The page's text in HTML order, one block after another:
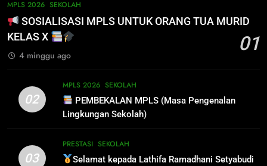
Pengenalan Lingkungan Sekolah)
Selamat kepada Lathifa
Ramadhani Setyabudi atas
prestasi meraih Medali Emas
PRESTASI SEKOLAH
4
PERHATIAN SISWA/I SMA
MPLS 2026 SEKOLAH
SOSIALISASI MPLS UNTUK ORANG TUA MURID
KELAS X
01
4 minggu ago
02
MPLS 2026 SEKOLAH
PEMBEKALAN MPLS (Masa Pengenalan
Lingkungan Sekolah)
03
PRESTASI SEKOLAH
Selamat kepada Lathifa Ramadhani Setyabudi
1
SOSIALISASI MPLS UNTUK
PEMBEKALAN MPLS (Masa
Pengenalan Lingkungan Sekolah)
MPLS 2026 SEKOLAH
3